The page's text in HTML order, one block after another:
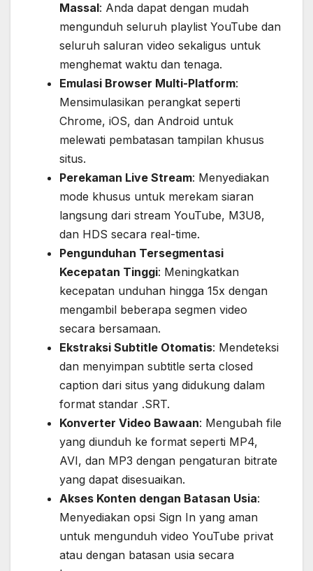
Massal: Anda dapat dengan mudah
mengunduh seluruh playlist YouTube dan
seluruh saluran video sekaligus untuk
menghemat waktu dan tenaga.
Emulasi Browser Multi-Platform:
Mensimulasikan perangkat seperti
Chrome, iOS, dan Android untuk
melewati pembatasan tampilan khusus
situs.
Perekaman Live Stream: Menyediakan
mode khusus untuk merekam siaran
langsung dari stream YouTube, M3U8,
dan HDS secara real-time.
Pengunduhan Tersegmentasi
Kecepatan Tinggi: Meningkatkan
kecepatan unduhan hingga 15x dengan
mengambil beberapa segmen video
secara bersamaan.
Ekstraksi Subtitle Otomatis: Mendeteksi
dan menyimpan subtitle serta closed
caption dari situs yang didukung dalam
format standar .SRT.
Konverter Video Bawaan: Mengubah file
yang diunduh ke format seperti MP4,
AVI, dan MP3 dengan pengaturan bitrate
yang dapat disesuaikan.
Akses Konten dengan Batasan Usia:
Menyediakan opsi Sign In yang aman
untuk mengunduh video YouTube privat
atau dengan batasan usia secara